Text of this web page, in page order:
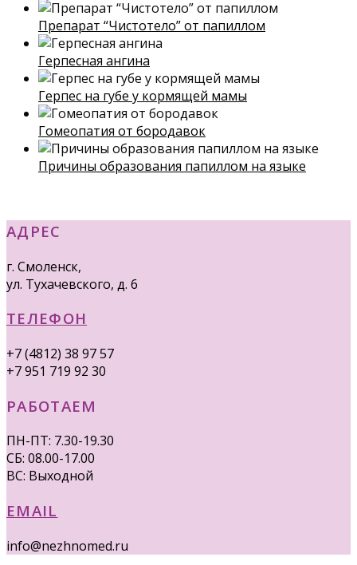
Препарат “Чистотело” от папиллом
Герпесная ангина
Герпес на губе у кормящей мамы
Гомеопатия от бородавок
Причины образования папиллом на языке
АДРЕС
г. Смоленск,
ул. Тухачевского, д. 6
ТЕЛЕФОН
+7 (4812) 38 97 57
+7 951 719 92 30
РАБОТАЕМ
ПН-ПТ: 7.30-19.30
СБ: 08.00-17.00
ВС: Выходной
EMAIL
info@nezhnomed.ru